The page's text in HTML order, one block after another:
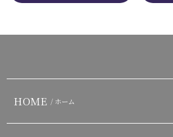
HOME / ホーム